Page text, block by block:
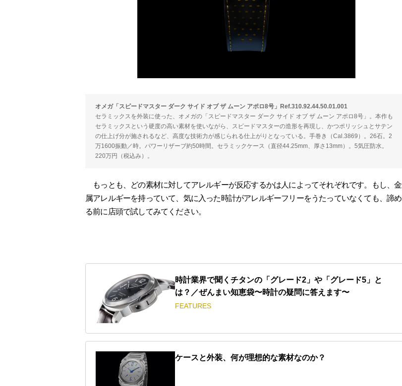
オメガ「スピードマスター ダーク サイド オブ ザ ムーン アポロ8号」Ref.310.92.44.50.01.001
セラミックスを外装に使った、オメガの「スピードマスター ダーク サイド オブ ザ ムーン アポロ8号」。本作も
セラミックスという硬度の高い素材を使いながら、スピードマスターの造形を再現し、かつポリッシュとサテン
の仕上げ分が施されるなど、高度な技術力が感じられる仕上がりとなっている。手巻き（Cal.3869）。26石。2
万1600振動／時。パワーリザーブ約50時間。セラミックケース（直径44.25mm、厚さ13mm）。5気圧防水。
220万円（税込み）。
もっとも、どの素材に対してアレルギーが反応するかは人によってそれぞれです。もし、金
属アレルギーを持っていて、気に入った時計がアレルギーフリーをうたっていなくても、諦め
る前に店頭で試してみてください。
時計業界で聞くチタンの「グレード2」や「グレード5」と
は？／ぜんまい知恵袋〜時計の疑問に答えます〜
FEATURES
ケースと外装、何が理想的な素材なのか？